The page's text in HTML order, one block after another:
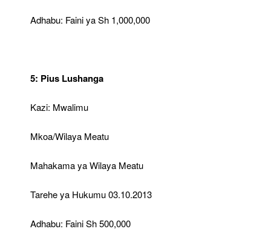
Adhabu: Faini ya Sh 1,000,000
5: Pius Lushanga
Kazi: Mwalimu
Mkoa/Wilaya Meatu
Mahakama ya Wilaya Meatu
Tarehe ya Hukumu 03.10.2013
Adhabu: Faini Sh 500,000